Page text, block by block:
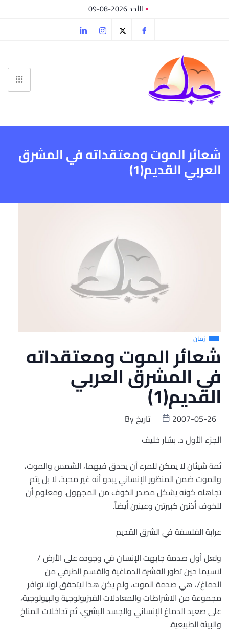
الأحد 2026-08-09
شعائر الموت ومعتقداته في المشرق
العربي القديم(1)
زمان
شعائر الموت ومعتقداته
في المشرق العربي
القديم(1)
Byتاريخ
2007-05-26
الجزء الأول د. بشار خليف
ثمة شيئان لا يمكن للمرء أن يحدق فيهما، الشمس والموت،
والموت ضمن المنظور الإنساني يبدو أنه غير محبذ، لا بل يتم
تجاهله كونه يشكل مصدر الخوف من المجهول. ومعلوم أن
للخوف أذنين كبيرتين وعينين أيضاً.
عرابة الفلسفة في الشرق القديم
ولعل أول صدمة جابهت الإنسان في وجوده على الأرض /
لاسيما حين تطور القشرة الدماغية والقسم الطرفي من
الدماغ/، هي صدمة الموت، ولم يكن هذا ليتحقق لولا توافر
مجموعة من الاشراطات والمعادلات الفيزيولوجية والبيولوجية،
على صعيد الدماغ الإنساني والجسد البشري، ثم تداخلات المناخ
والبيئة الطبيعية.